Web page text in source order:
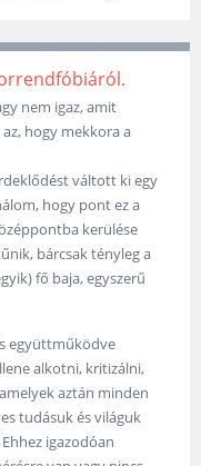
nem igaz, amit
hogy mekkora a
váltott ki egy
hogy pont ez a
kerülése
bárcsak tényleg a
fő baja, egyszerű
együttműködve
alkotni, kritizálni,
aztán minden
tudásuk és világuk
igazodóan